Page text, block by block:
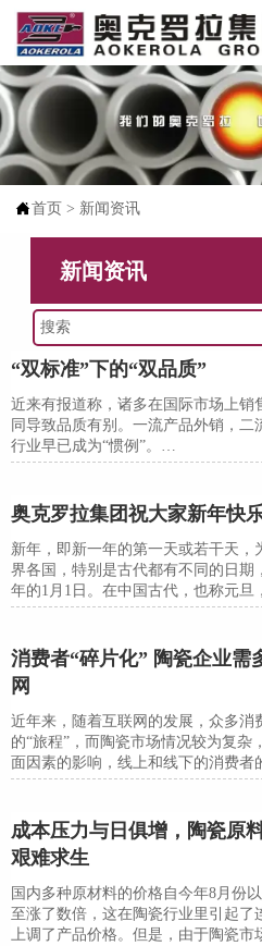
首页 > 新闻资讯
新闻资讯
“双标准”下的“双品质”
近来有报道称，诸多在国际市场上销
同导致品质有别。一流产品外销，二
行业早已成为“惯例”。
外销的产品，含铅量是符合相关标
不合格的情况。
奥克罗拉集团祝大家新年快乐
新年，即新一年的第一天或若干天
界各国，特别是古代都有不同的日期
年的1月1日。在中国古代，也称元
将"春节"称为农历新年。当日，人们
消费者“碎片化” 陶瓷企业需
网
近年来，随着互联网的发展，众多消
的“旅程”，而陶瓷市场情况较为复杂
面因素的影响，线上和线下的消费者
些消费群众、整合企业的营销传播行
成本压力与日俱增，陶瓷原
艰难求生
国内多种原材料的价格自今年8月份
至涨了数倍，这在陶瓷行业里引起
上调了产品价格。但是，由于陶瓷市